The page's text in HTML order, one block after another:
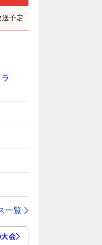
予定
一覧
会